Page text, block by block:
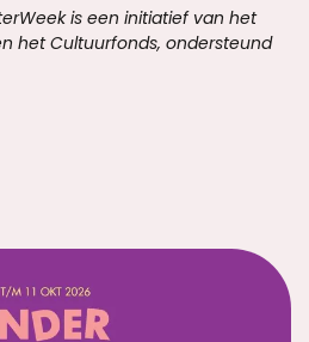
is een initiatief van het
het Cultuurfonds, ondersteund